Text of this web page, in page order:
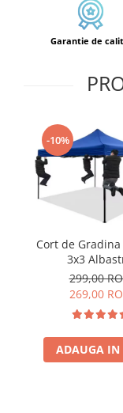
Garantie de
-10%
Cort de
3x3
299,00
269,00
ADAUGA IN